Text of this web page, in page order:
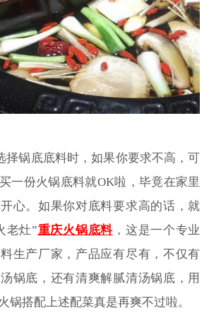
锅底底料时，如果你要求不高，可
一份火锅底料就OK啦，毕竟在家里
心。如果你对底料要求高的话，就
老灶”重庆火锅底料 ，这是一个专业
生产厂家，产品应有尽有，不仅有
锅底，还有清爽解腻清汤锅底，用
锅搭配上述配菜真是再爽不过啦。